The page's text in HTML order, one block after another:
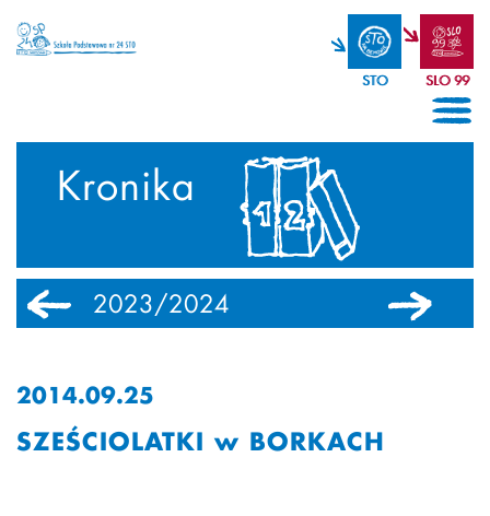
STO SLO 99
Kronika
2023/2024 2022/2023
2014.09.25
SZEŚCIOLATKI w BORKACH